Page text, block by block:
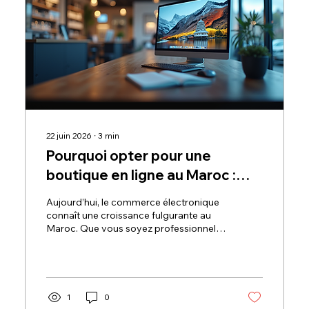
22 juin 2026 ∙ 3 min
Pourquoi opter pour une
boutique en ligne au Maroc :
focus sur les boutiques
produits numériques Maroc
Aujourd’hui, le commerce électronique
connaît une croissance fulgurante au
Maroc. Que vous soyez professionnel,
numériques Maroc se multiplient et
offrent des opportunités inédites.
1 0